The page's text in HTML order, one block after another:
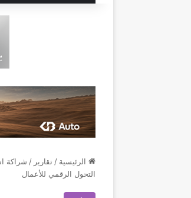
الرئيسية / تقارير /
التحول الرقمي للأعمال